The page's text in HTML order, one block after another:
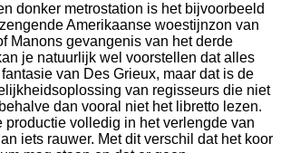
donker metrostation is het bijvoorbeeld
Amerikaanse woestijnzon van
Manons gevangenis van het derde
je natuurlijk wel voorstellen dat alles
van Des Grieux, maar dat is de
van regisseurs die niet
dan vooral niet het libretto lezen.
productie volledig in het verlengde van
iets rauwer. Met dit verschil dat het koor